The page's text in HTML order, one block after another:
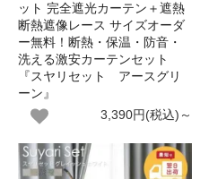
ット 完全遮光カーテン＋遮熱
断熱遮像レース サイズオーダ
ー無料！断熱・保温・防音・
洗える激安カーテンセット
『スヤリセット アースグリ
ーン』
3,390円(税込)～